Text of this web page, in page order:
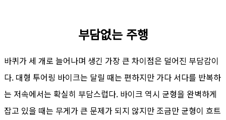
부담없는 주행
바퀴가 세 개로 늘어나며 생긴 가장 큰 차이점은 덜어진 부담감이
다. 대형 투어링 바이크는 달릴 때는 편하지만 가다 서다를 반복하
는 저속에서는 확실히 부담스럽다. 바이크 역시 균형을 완벽하게
잡고 있을 때는 무게가 큰 문제가 되지 않지만 조금만 균형이 흐트